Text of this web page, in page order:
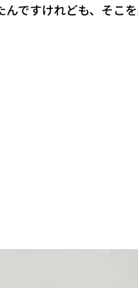
ですけれども、そこ